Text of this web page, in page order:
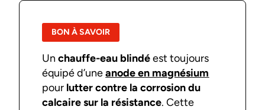
BON À SAVOIR
Unchauffe-eau blindéest toujours
équipé d’uneanode en magnésium
pour lutter contre la corrosion du
calcaire sur la résistance. Cette